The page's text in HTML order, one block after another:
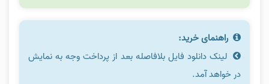
راهنمای خرید:
لینک دانلود فایل بلافاصله بعد از پرداخت وجه به نمایش
در خواهد آمد.